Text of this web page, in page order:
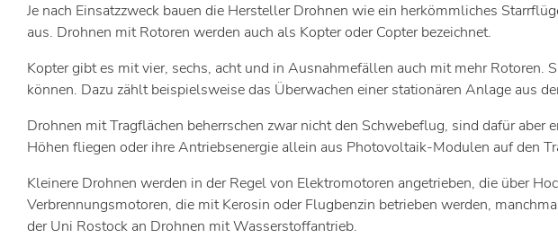
Je nach Einsatzzweck bauen die Hersteller Drohnen wie ein herkömmliches
aus. Drohnen mit Rotoren werden auch als Kopter oder Copter bezeichnet.
Kopter gibt es mit vier, sechs, acht und in Ausnahmefällen auch mit mehr
können. Dazu zählt beispielsweise das Überwachen einer stationären Anlage aus
Drohnen mit Tragflächen beherrschen zwar nicht den Schwebeflug, sind dafür
Höhen fliegen oder ihre Antriebsenergie allein aus Photovoltaik-Modulen auf den
Kleinere Drohnen werden in der Regel von Elektromotoren angetrieben, die über
Verbrennungsmotoren, die mit Kerosin oder Flugbenzin betrieben werden,
der Uni Rostock an Drohnen mit Wasserstoffantrieb.